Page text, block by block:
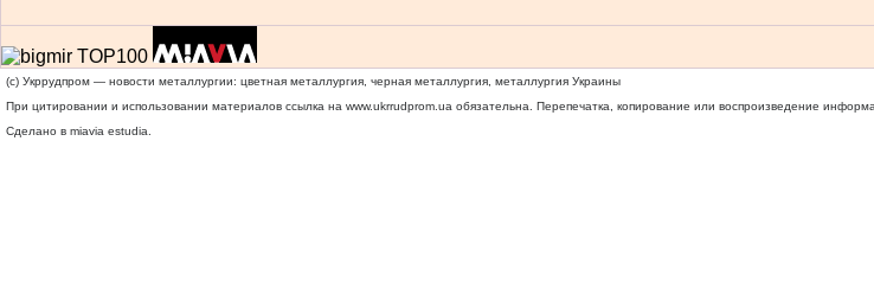
(c) Укррудпром — новости металлургии: цветная металлургия, черная металлургия, металлургия Украины
При цитировании и использовании материалов ссылка на www.ukrrudprom.ua обязательна. Перепечатка, копирование или воспроизведение
Сделано в miavia estudia.